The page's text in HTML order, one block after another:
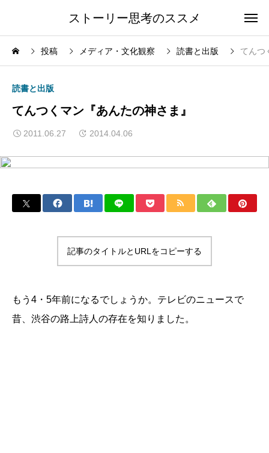
ストーリー思考のススメ
投稿 メディア・文化観察 読書と出版 てんつ
読書と出版
てんつくマン『あんたの神さま』
2011.06.27 2014.04.06
記事のタイトルとURLをコピーする
もう4・5年前になるでしょうか。テレビのニュースで
昔、渋谷の路上詩人の存在を知りました。